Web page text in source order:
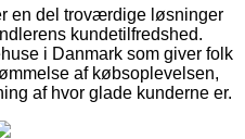
en del troværdige løsninger
kundetilfredshed.
i Danmark som giver folk
af købsoplevelsen,
af hvor glade kunderne er.